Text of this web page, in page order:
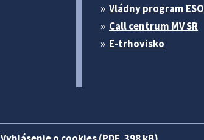
Vládny program ESO
Call centrum MV SR
E-trhovisko